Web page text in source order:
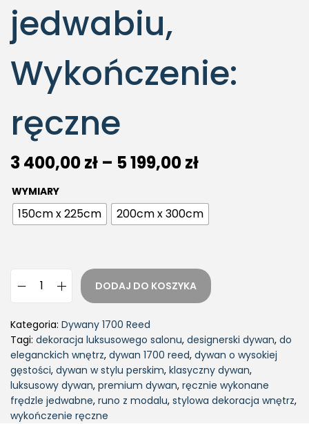
jedwabiu,
Wykończenie:
ręczne
3 400,00zł – 5 199,00zł
WYMIARY
150cm x 225cm 200cm x 300cm
DODAJ DO KOSZYKA
Kategoria: Dywany 1700 Reed
Tagi: dekoracja luksusowego salonu, designerski dywan, do
eleganckich wnętrz, dywan 1700 reed, dywan o wysokiej
gęstości, dywan w stylu perskim, klasyczny dywan,
luksusowy dywan, premium dywan, ręcznie wykonane
frędzle jedwabne, runo z modalu, stylowa dekoracja wnętrz,
wykończenie ręczne